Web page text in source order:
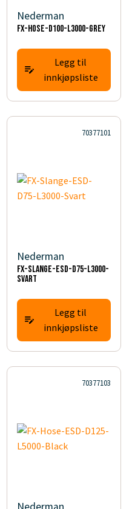
Nederman
FX-Hose-D100-L3000-Grey
Legg til
innkjøpsliste
70377101
Nederman
FX-Slange-ESD-D75-L3000-
Svart
Legg til
innkjøpsliste
70377103